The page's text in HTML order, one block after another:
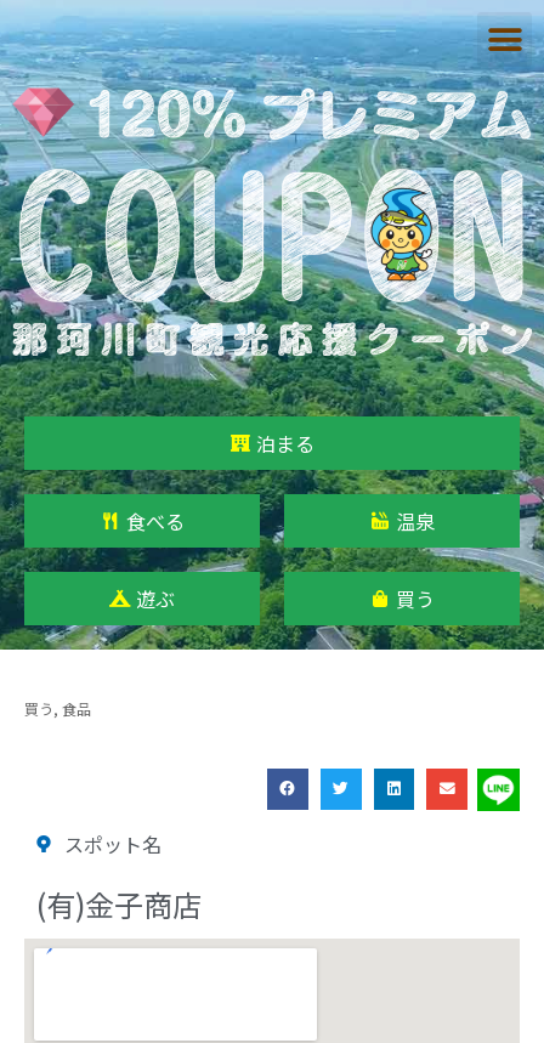
泊まる
食べる 温泉
遊ぶ 買う
買う, 食品
スポット名
(有)金子商店